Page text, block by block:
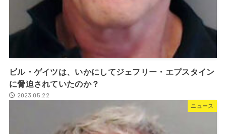
ビル・ゲイツは、いかにしてジェフリー・エプスタイン
に脅迫されていたのか？
2023.05.22
ニュース